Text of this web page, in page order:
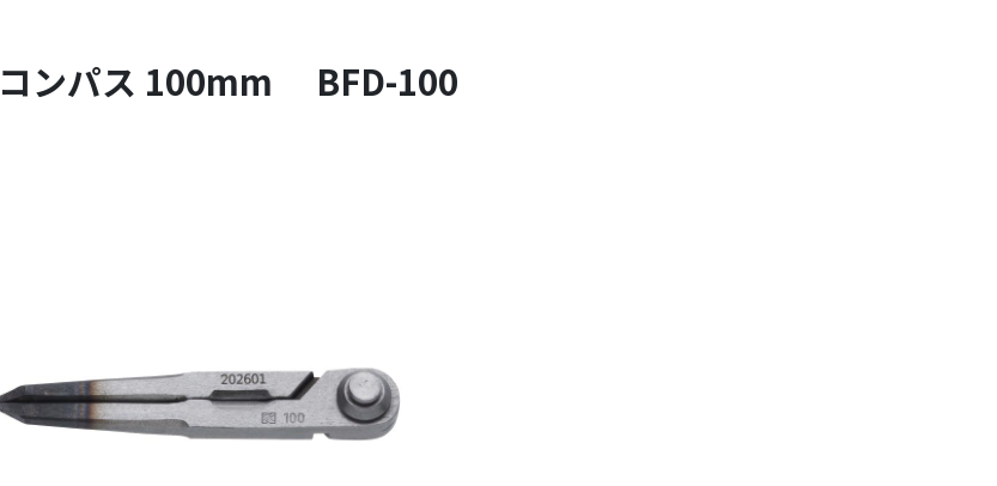
ンパス 100mm BFD-100